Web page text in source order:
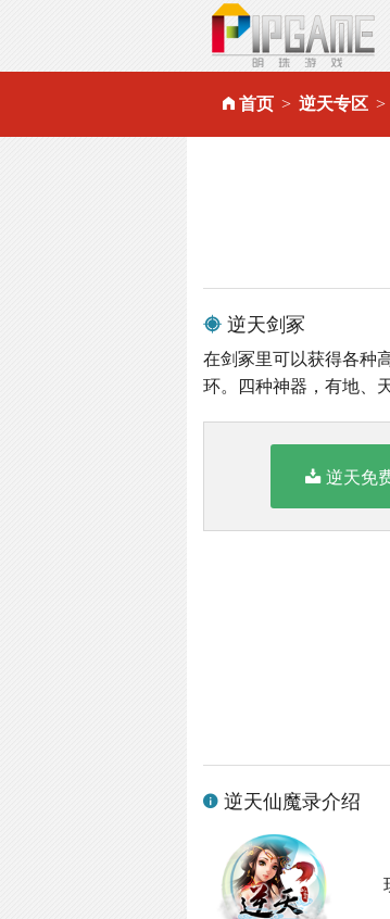
首页 逆天专区
逆天剑冢
在剑冢里可以获得各种
环。四种神器，有地、
逆天免
逆天仙魔录介绍